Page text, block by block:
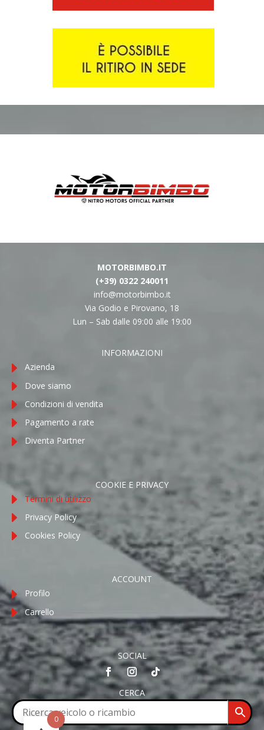
MOTORBIMBO.IT
(+39) 0322 240011
info@motorbimbo.it
Via Godio e Pirovano, 18
Lun – Sab dalle 09:00 alle 19:00
INFORMAZIONI
Azienda
Dove siamo
Condizioni di vendita
Pagamento a rate
Diventa Partner
COOKIE E PRIVACY
Termini di utilizzo
Privacy Policy
Cookies Policy
ACCOUNT
Profilo
Carrello
SOCIAL
CERCA
0